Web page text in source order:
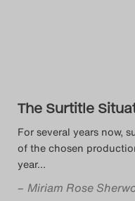
The Surtitle
For several years now,
of the chosen
year…
– Miriam Rose